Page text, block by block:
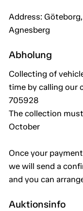
Address:
Agnesberg
Abholung
Collecting of
time by calling our
705928
The collection
October
Once your
we will send a
and you can
Auktionsinfo